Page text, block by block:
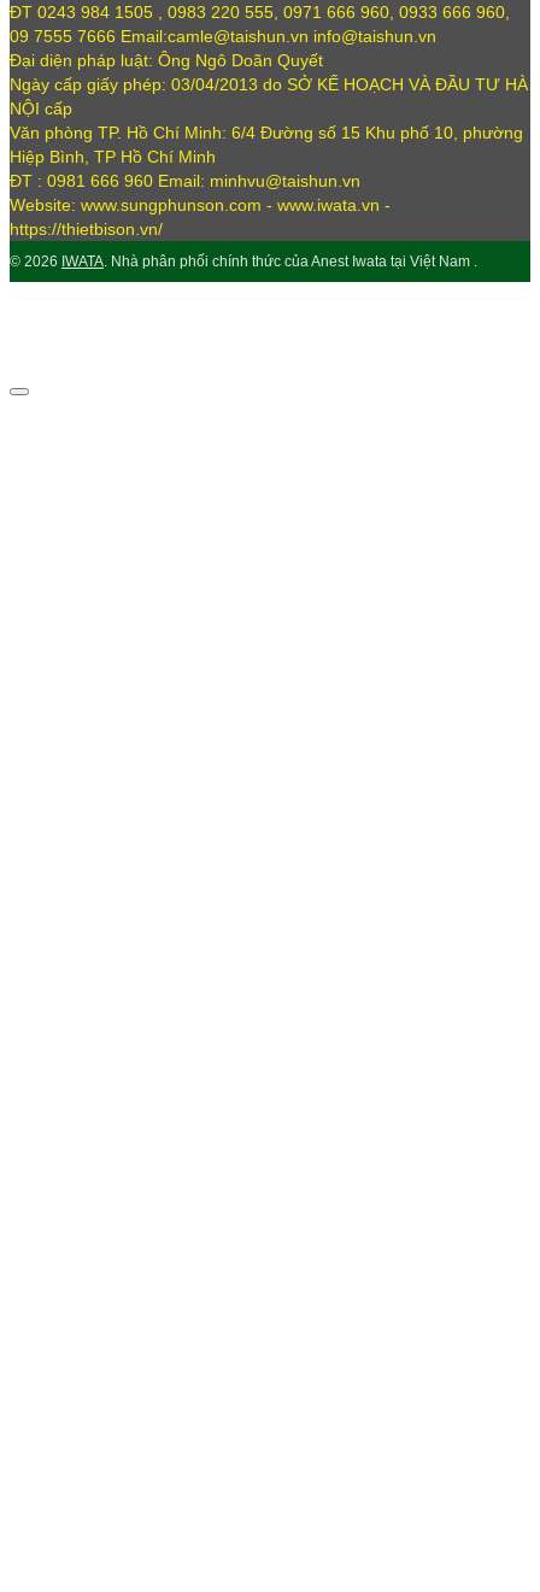
ĐT 0243 984 1505 , 0983 220 555, 0971 666 960, 0933 666 960,
09 7555 7666 Email:camle@taishun.vn info@taishun.vn
Đại diện pháp luật: Ông Ngô Doãn Quyết
Ngày cấp giấy phép: 03/04/2013 do SỞ KẾ HOẠCH VÀ ĐẦU TƯ HÀ
NỘI cấp
Văn phòng TP. Hồ Chí Minh: 6/4 Đường số 15 Khu phố 10, phường
Hiệp Bình, TP Hồ Chí Minh
ĐT : 0981 666 960 Email: minhvu@taishun.vn
Website: www.sungphunson.com - www.iwata.vn -
https://thietbison.vn/
© 2026 IWATA. Nhà phân phối chính thức của Anest Iwata tại Việt Nam .